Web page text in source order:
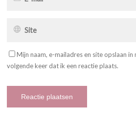
Mijn naam, e-mailadres en site opslaan
volgende keer dat ik een reactie plaats.